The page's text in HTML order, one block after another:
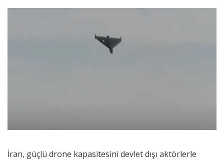
İran, güçlü drone kapasitesini devlet dışı aktörlerle